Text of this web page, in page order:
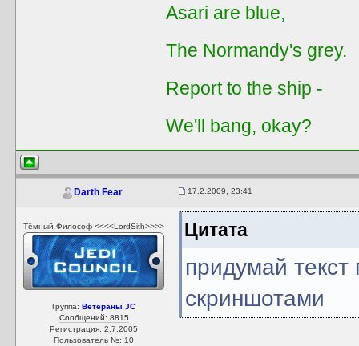
Asari are blue,
The Normandy's grey.
Report to the ship -
We'll bang, okay?
Darth Fear 17.2.2009, 23:41
Тёмный Философ <<<<LordSith>>>>
Группа:Ветераны JC
Сообщений: 8815
Регистрация: 2.7.2005
Пользователь №: 10
Цитата
придумай текст
скриншотами